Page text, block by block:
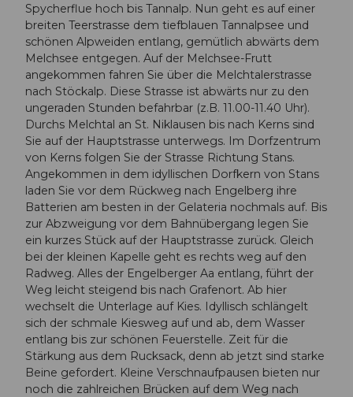
Spycherflue hoch bis Tannalp. Nun geht es auf einer
breiten Teerstrasse dem tiefblauen Tannalpsee und
schönen Alpweiden entlang, gemütlich abwärts dem
Melchsee entgegen. Auf der Melchsee-Frutt
angekommen fahren Sie über die Melchtalerstrasse
nach Stöckalp. Diese Strasse ist abwärts nur zu den
ungeraden Stunden befahrbar (z.B. 11.00-11.40 Uhr).
Durchs Melchtal an St. Niklausen bis nach Kerns sind
Sie auf der Hauptstrasse unterwegs. Im Dorfzentrum
von Kerns folgen Sie der Strasse Richtung Stans.
Angekommen in dem idyllischen Dorfkern von Stans
laden Sie vor dem Rückweg nach Engelberg ihre
Batterien am besten in der Gelateria nochmals auf. Bis
zur Abzweigung vor dem Bahnübergang legen Sie
ein kurzes Stück auf der Hauptstrasse zurück. Gleich
bei der kleinen Kapelle geht es rechts weg auf den
Radweg. Alles der Engelberger Aa entlang, führt der
Weg leicht steigend bis nach Grafenort. Ab hier
wechselt die Unterlage auf Kies. Idyllisch schlängelt
sich der schmale Kiesweg auf und ab, dem Wasser
entlang bis zur schönen Feuerstelle. Zeit für die
Stärkung aus dem Rucksack, denn ab jetzt sind starke
Beine gefordert. Kleine Verschnaufpausen bieten nur
noch die zahlreichen Brücken auf dem Weg nach